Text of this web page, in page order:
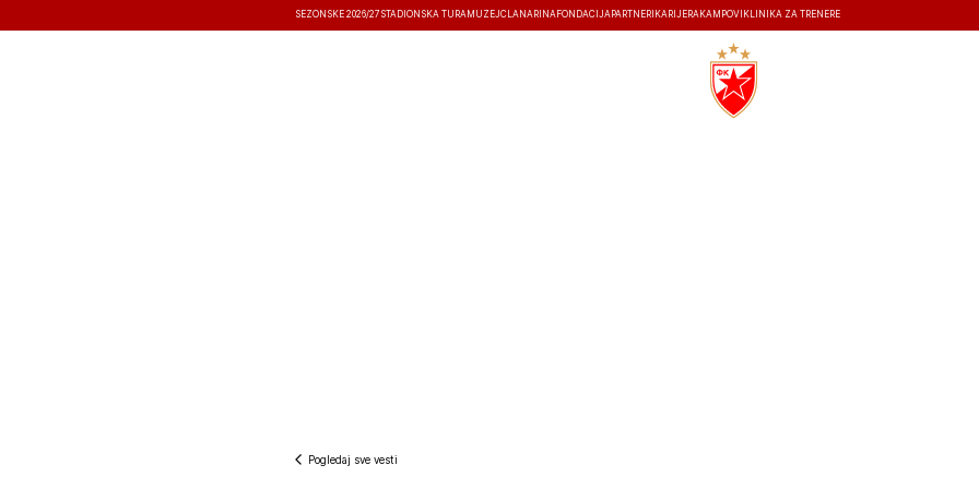
SEZONSKE 2026/27 STADIONSKA TURA MUZEJČLANARINA FONDACIJA PARTNERI KARIJERA KAMPOVI KLINIKA ZA TRENERE
Pogledaj sve vesti